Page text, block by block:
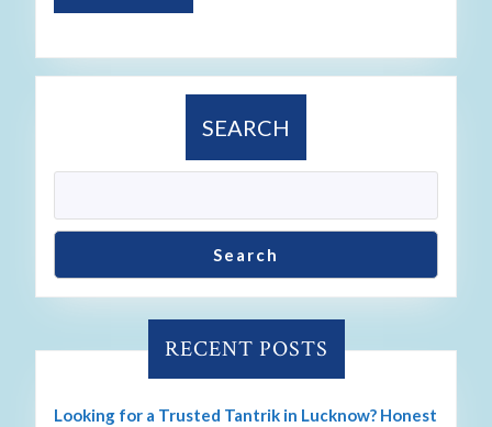
SEARCH
Search
RECENT POSTS
Looking for a Trusted Tantrik in Lucknow? Honest